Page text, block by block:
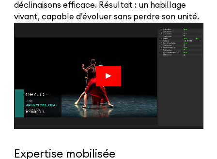
déclinaisons efficace. Résultat : un habillage
vivant, capable d’évoluer sans perdre son unité.
Expertise mobilisée